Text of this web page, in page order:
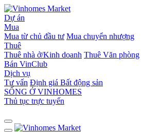
Dự án
Mua
Mua từ chủ đầu tư Mua chuyển nhượng
Thuê
Thuê nhà ở/Kinh doanh Thuê Văn phòng
Bán VinClub
Dịch vụ
Tư vấn Định giá Bất động sản
SỐNG Ở VINHOMES
Thủ tục trực tuyến